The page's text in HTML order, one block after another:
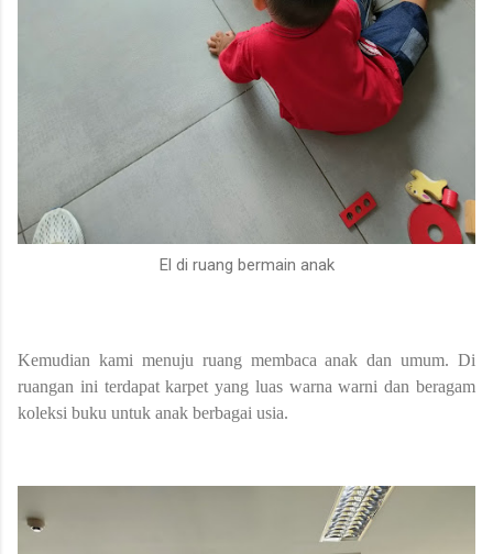
El di ruang bermain anak
Kemudian kami menuju ruang membaca anak dan umum. Di
ruangan ini terdapat karpet yang luas warna warni dan beragam
koleksi buku untuk anak berbagai usia.